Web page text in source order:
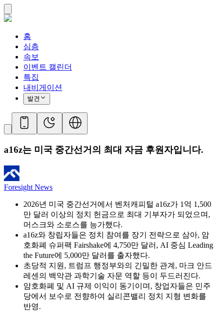
홈
심층
속보
이벤트 캘린더
특집
내비게이션
발견
a16z는 미국 중간선거의 최대 자금 후원자입니다.
Foresight News
2026년 미국 중간선거에서 벤처캐피털 a16z가 1억 1,500
만 달러 이상의 정치 헌금으로 최대 기부자가 되었으며,
머스크와 소로스를 능가했다.
a16z와 창립자들은 정치 참여를 장기 전략으로 삼아, 암
호화폐 슈퍼팩 Fairshake에 4,750만 달러, AI 중심 Leading
the Future에 5,000만 달러를 출자했다.
초당적 지원, 트럼프 행정부와의 긴밀한 관계, 마크 안드
레센의 백악관 과학기술 자문 역할 등이 두드러진다.
암호화폐 및 AI 규제 이익이 동기이며, 창업자들은 민주
당에서 보수로 전향하여 실리콘밸리 정치 지형 변화를
반영.